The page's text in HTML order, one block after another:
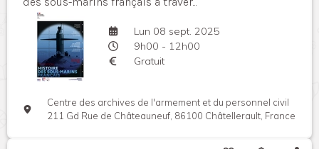
Lun 08 sept. 2025
9h00 - 12h00
Gratuit
Centre des archives de l'armement et du personnel civil
211 Gd Rue de Châteauneuf, 86100 Châtellerault, France